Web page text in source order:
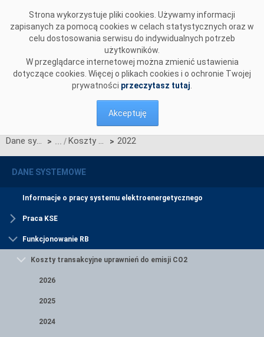
Strona wykorzystuje pliki cookies. Używamy informacji
zapisanych za pomocą cookies w celach statystycznych oraz w
celu dostosowania serwisu do indywidualnych potrzeb
użytkowników.
W przeglądarce internetowej można zmienić ustawienia
dotyczące cookies. Więcej o plikach cookies i o ochronie Twojej
prywatności przeczytasz tutaj
Akceptuję
Dane systemowe > Koszty transakcyjne uprawnień do emisji CO2 > 2022
DANE SYSTEMOWE
Informacje o pracy systemu elektroenergetycznego
Praca KSE
Funkcjonowanie RB
Koszty transakcyjne uprawnień do emisji CO2
2026
2025
2024